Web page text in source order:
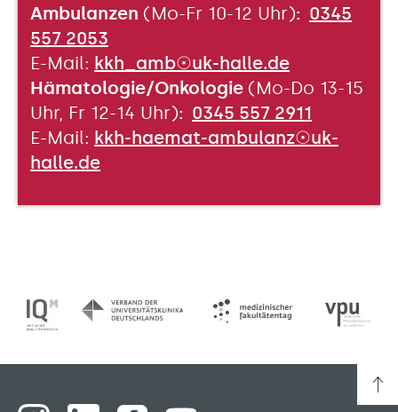
Ambulanzen (Mo-Fr 10-12 Uhr): 0345
557 2053
E-Mail: kkh_amb☉uk-halle.de
Hämatologie/Onkologie (Mo-Do 13-15
Uhr, Fr 12-14 Uhr): 0345 557 2911
E-Mail: kkh-haemat-ambulanz☉uk-
halle.de